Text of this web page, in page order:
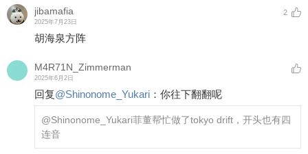
jibamafia
2025年7月23日
2
胡海泉方阵
M4R71N_Zimmerman
2025年6月2日
回复@Shinonome_Yukari ： 你往下翻翻呢
@Shinonome_Yukari菲董帮忙做了tokyo drift，开头也有四
连音